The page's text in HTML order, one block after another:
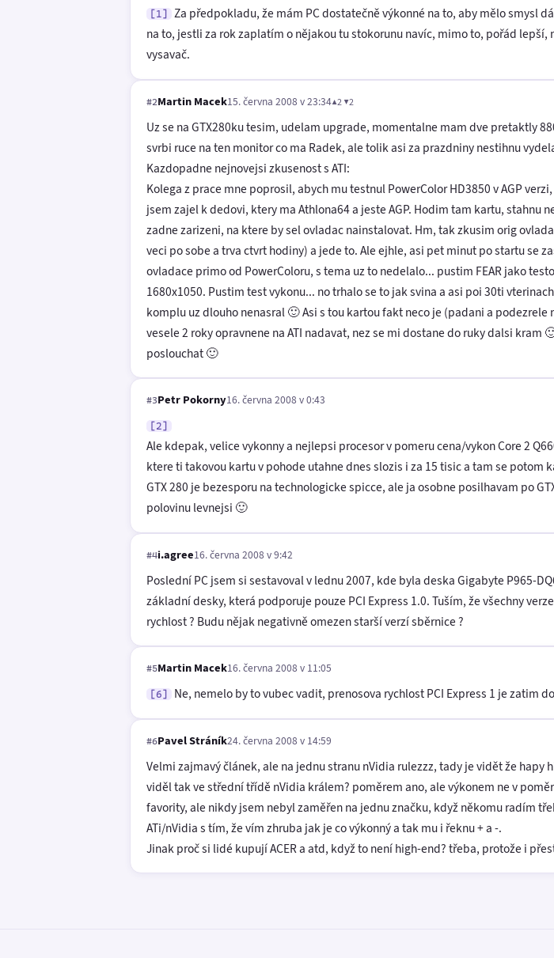
[1]
Za předpokladu, že mám PC dostatečně výkonné na to, aby mělo smysl
na to, jestli za rok zaplatím o nějakou tu stokorunu navíc, mimo to, pořád
vysavač.
#2Martin Macek15. června 2008 v 23:34▲2 ▼2
Uz se na GTX280ku tesim, udelam upgrade, momentalne mam dve pretaktly
svrbi ruce na ten monitor co ma Radek, ale tolik asi za prazdniny nestihnu
Kazdopadne nejnovejsi zkusenost s ATI:
Kolega z prace mne poprosil, abych mu testnul PowerColor HD3850 v AGP
jsem zajel k dedovi, ktery ma Athlona64 a jeste AGP. Hodim tam kartu, stahnu
zadne zarizeni, na ktere by sel ovladac nainstalovat. Hm, tak zkusim orig
veci po sobe a trva ctvrt hodiny) a jede to. Ale ejhle, asi pet minut po startu se
ovladace primo od PowerColoru, s tema uz to nedelalo... pustim FEAR jako
1680x1050. Pustim test vykonu... no trhalo se to jak svina a asi poi 30ti
komplu uz dlouho nenasral 🙂 Asi s tou kartou fakt neco je (padani a
vesele 2 roky opravnene na ATI nadavat, nez se mi dostane do ruky dalsi
poslouchat 🙂
#3Petr Pokorny16. června 2008 v 0:43
[2]
Ale kdepak, velice vykonny a nejlepsi procesor v pomeru cena/vykon Core 2
ktere ti takovou kartu v pohode utahne dnes slozis i za 15 tisic a tam se potom
GTX 280 je bezesporu na technologicke spicce, ale ja osobne posilhavam po
polovinu levnejsi 🙂
#4i.agree16. června 2008 v 9:42
Poslední PC jsem si sestavoval v lednu 2007, kde byla deska Gigabyte P965-
základní desky, která podporuje pouze PCI Express 1.0. Tuším, že všechny
rychlost ? Budu nějak negativně omezen starší verzí sběrnice ?
#5Martin Macek16. června 2008 v 11:05
[6] Ne, nemelo by to vubec vadit, prenosova rychlost PCI Express 1 je zatim
#6Pavel Stráník24. června 2008 v 14:59
Velmi zajmavý článek, ale na jednu stranu nVidia rulezzz, tady je vidět že hapy
viděl tak ve střední třídě nVidia králem? poměrem ano, ale výkonem ne v
favority, ale nikdy jsem nebyl zaměřen na jednu značku, když někomu radím
ATi/nVidia s tím, že vím zhruba jak je co výkonný a tak mu i řeknu + a -.
Jinak proč si lidé kupují ACER a atd, když to není high-end? třeba, protože i